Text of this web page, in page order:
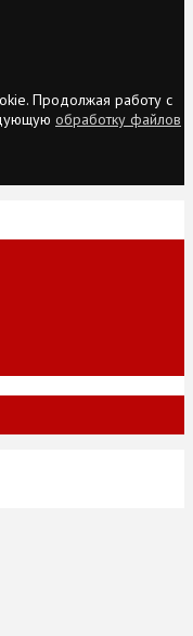
Продолжая работу с
обработку файлов